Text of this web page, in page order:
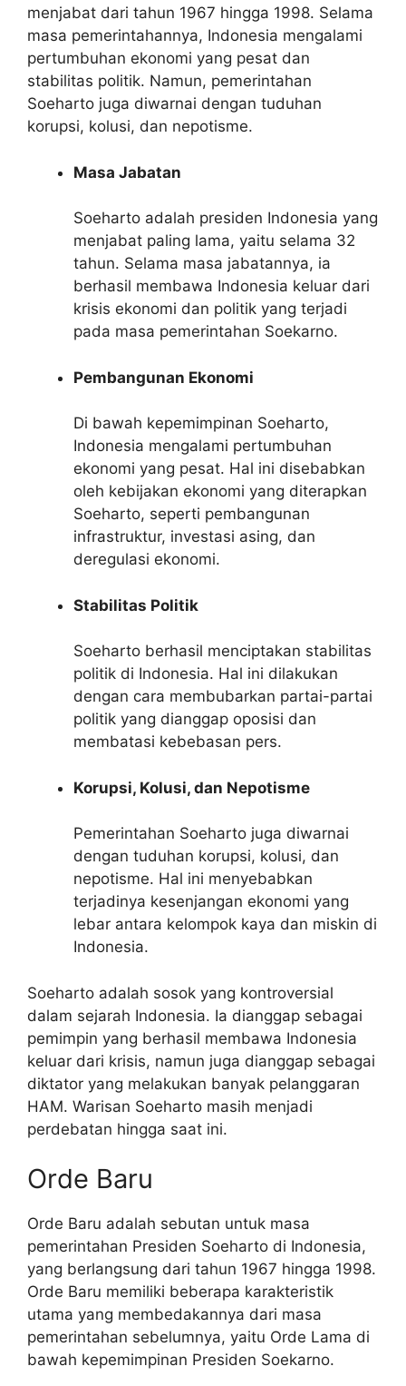
menjabat dari tahun 1967 hingga 1998. Selama
masa pemerintahannya, Indonesia mengalami
pertumbuhan ekonomi yang pesat dan
stabilitas politik. Namun, pemerintahan
Soeharto juga diwarnai dengan tuduhan
korupsi, kolusi, dan nepotisme.
Masa Jabatan
Soeharto adalah presiden Indonesia yang
menjabat paling lama, yaitu selama 32
tahun. Selama masa jabatannya, ia
berhasil membawa Indonesia keluar dari
krisis ekonomi dan politik yang terjadi
pada masa pemerintahan Soekarno.
Pembangunan Ekonomi
Di bawah kepemimpinan Soeharto,
Indonesia mengalami pertumbuhan
ekonomi yang pesat. Hal ini disebabkan
oleh kebijakan ekonomi yang diterapkan
Soeharto, seperti pembangunan
infrastruktur, investasi asing, dan
deregulasi ekonomi.
Stabilitas Politik
Soeharto berhasil menciptakan stabilitas
politik di Indonesia. Hal ini dilakukan
dengan cara membubarkan partai-partai
politik yang dianggap oposisi dan
membatasi kebebasan pers.
Korupsi, Kolusi, dan Nepotisme
Pemerintahan Soeharto juga diwarnai
dengan tuduhan korupsi, kolusi, dan
nepotisme. Hal ini menyebabkan
terjadinya kesenjangan ekonomi yang
lebar antara kelompok kaya dan miskin di
Indonesia.
Soeharto adalah sosok yang kontroversial
dalam sejarah Indonesia. Ia dianggap sebagai
pemimpin yang berhasil membawa Indonesia
keluar dari krisis, namun juga dianggap sebagai
diktator yang melakukan banyak pelanggaran
HAM. Warisan Soeharto masih menjadi
perdebatan hingga saat ini.
Orde Baru
Orde Baru adalah sebutan untuk masa
pemerintahan Presiden Soeharto di Indonesia,
yang berlangsung dari tahun 1967 hingga 1998.
Orde Baru memiliki beberapa karakteristik
utama yang membedakannya dari masa
pemerintahan sebelumnya, yaitu Orde Lama di
bawah kepemimpinan Presiden Soekarno.